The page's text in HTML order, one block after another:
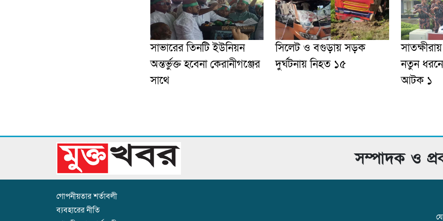
সাভারের তিনটি ইউনিয়ন
অন্তর্ভুক্ত হবেনা কেরানীগঞ্জের
সাথে
সিলেট ও বগুড়ায় সড়ক
দুর্ঘটনায় নিহত ১৫
নতুন
আটক ১
সম্পাদক ও
গোপনীয়তার শর্তাবলী
ব্যবহারের নীতি